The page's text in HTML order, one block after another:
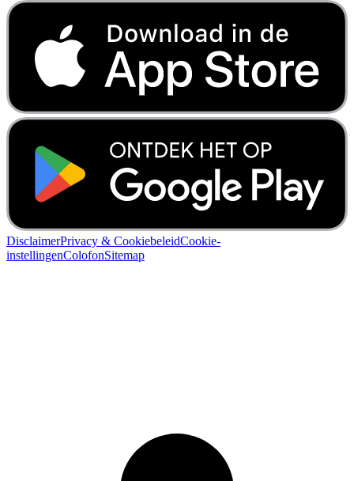
DisclaimerPrivacy & CookiebeleidCookie-
instellingenColofonSitemap